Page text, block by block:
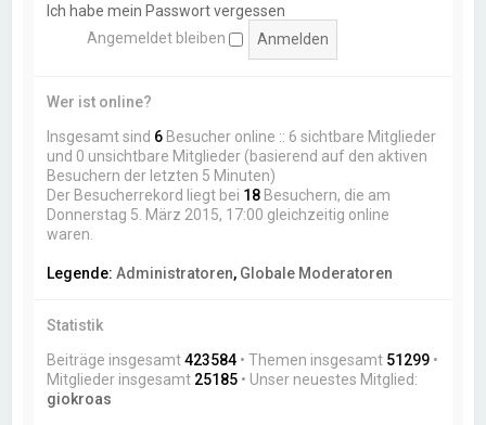
Ich habe mein Passwort vergessen
Angemeldet bleiben
Wer ist online?
Insgesamt sind 6 Besucher online :: 6 sichtbare Mitglieder
und 0 unsichtbare Mitglieder (basierend auf den aktiven
Besuchern der letzten 5 Minuten)
Der Besucherrekord liegt bei 18 Besuchern, die am
Donnerstag 5. März 2015, 17:00 gleichzeitig online
waren.
Legende:Administratoren, Globale Moderatoren
Statistik
Beiträge insgesamt423584 • Themen insgesamt 51299 •
Mitglieder insgesamt 25185 • Unser neuestes Mitglied:
giokroas